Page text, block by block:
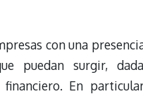
con una
puedan surgir,
En